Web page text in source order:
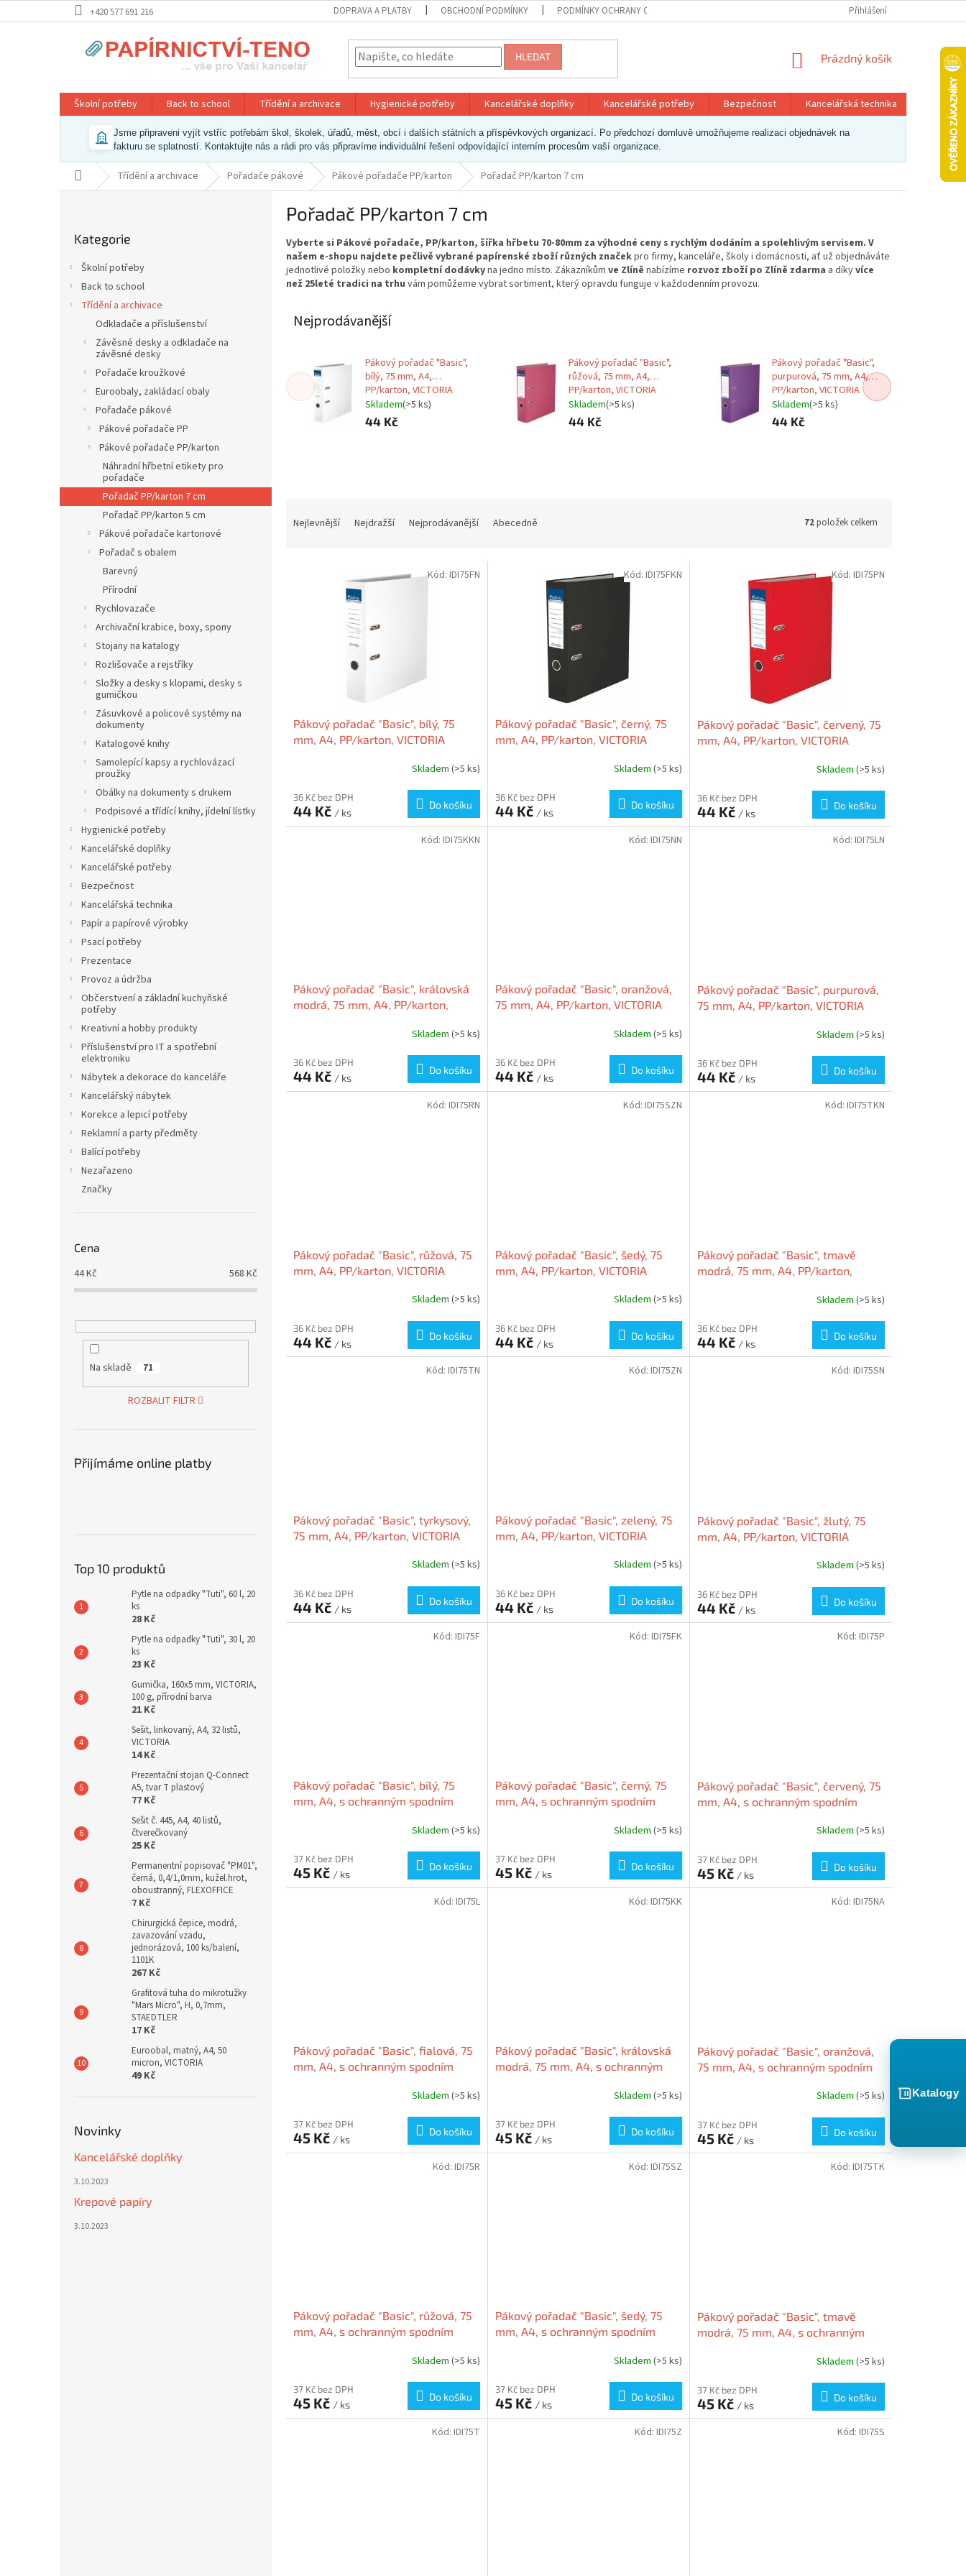
na
+420 577 691 216 DOPRAVA A PLATBY OBCHODNÍ PODMÍNKY PODMÍNKY OCHRANY OSOBNÍCH ÚDAJŮ Přihlášení
HLEDAT
NÁKUPNÍ
Prázdný košík
Školní potřeby Back to school Třídění a archivace Hygienické potřeby Kancelářské doplňky Kancelářské potřeby Bezpečnost Kancelářská technika Papír a
Jsme připraveni vyjít vstříc potřebám škol, školek, úřadů, měst, obcí i dalších státních a příspěvkových organizací. Po předchozí domluvě umožňujeme realizaci objednávek na
fakturu se splatností. Kontaktujte nás a rádi pro vás připravíme individuální řešení odpovídající interním procesům vaší organizace.
Domů Třídění a archivace Pořadače pákové Pákové pořadače PP/karton Pořadač PP/karton 7 cm
kategorie
Kategorie
Školní potřeby
Back to school
Třídění a archivace
Odkladače a příslušenství
Závěsné desky a odkladače na
závěsné desky
Pořadače kroužkové
Euroobaly, zakládací obaly
Pořadače pákové
Pákové pořadače PP
Pákové pořadače PP/karton
Náhradní hřbetní etikety pro
pořadače
Pořadač PP/karton 7 cm
Pořadač PP/karton 5 cm
Pákové pořadače kartonové
Pořadač s obalem
Barevný
Přírodní
Rychlovazače
Archivační krabice, boxy, spony
Stojany na katalogy
Rozlišovače a rejstříky
Složky a desky s klopami, desky s
gumičkou
Zásuvkové a policové systémy na
dokumenty
Katalogové knihy
Samolepící kapsy a rychlovázací
proužky
Obálky na dokumenty s drukem
Podpisové a třídící knihy, jídelní lístky
Hygienické potřeby
Kancelářské doplňky
Kancelářské potřeby
Bezpečnost
Kancelářská technika
Papír a papírové výrobky
Psací potřeby
Prezentace
Provoz a údržba
Občerstvení a základní kuchyňské
potřeby
Kreativní a hobby produkty
Příslušenství pro IT a spotřební
elektroniku
Nábytek a dekorace do kanceláře
Kancelářský nábytek
Korekce a lepicí potřeby
Reklamní a party předměty
Balící potřeby
Nezařazeno
Značky
Cena
44Kč 568 Kč
Na skladě 71
ROZBALIT FILTR
Přijímáme online platby
Top 10 produktů
Pytle na odpadky "Tuti", 60 l, 20
ks
28 Kč
Pytle na odpadky "Tuti", 30 l, 20
ks
23 Kč
Gumička, 160x5 mm, VICTORIA,
100 g, přírodní barva
21 Kč
Sešit, linkovaný, A4, 32 listů,
VICTORIA
14 Kč
Prezentační stojan Q-Connect
A5, tvar T plastový
77 Kč
Sešit č. 445, A4, 40 listů,
čtverečkovaný
25 Kč
Permanentní popisovač "PM01",
černá, 0,4/1,0mm, kužel.hrot,
oboustranný, FLEXOFFICE
7 Kč
Chirurgická čepice, modrá,
zavazování vzadu,
jednorázová, 100 ks/balení,
1101K
267 Kč
Grafitová tuha do mikrotužky
"Mars Micro", H, 0,7mm,
STAEDTLER
17 Kč
Euroobal, matný, A4, 50
micron, VICTORIA
49 Kč
Novinky
Kancelářské doplňky
3.10.2023
Krepové papíry
3.10.2023
Pořadač PP/karton 7 cm
Vyberte si Pákové pořadače, PP/karton, šířka hřbetu 70-80mm za výhodné ceny s rychlým dodáním a spolehlivým servisem. V
našem e-shopu najdete pečlivě vybrané papírenské zboží různých značekpro firmy, kanceláře, školy i domácnosti, ať už objednáváte
jednotlivé položky nebo kompletní dodávkyna jedno místo. Zákazníkům ve Zlíně nabízíme rozvoz zboží po Zlíně zdarma a díkyvíce
než 25leté tradici na trhu vám pomůžeme vybrat sortiment, který opravdu funguje v každodenním provozu.
Nejprodávanější
Pákový pořadač "Basic",
bílý, 75 mm, A4,
PP/karton, VICTORIA
Skladem(>5 ks)
44 Kč
Pákový pořadač "Basic",
růžová, 75 mm, A4,
PP/karton, VICTORIA
Skladem(>5 ks)
44 Kč
Pákový pořadač "Basic",
purpurová, 75 mm, A4,
PP/karton, VICTORIA
Skladem(>5 ks)
44 Kč
Nejlevnější Nejdražší Nejprodávanější Abecedně 72položek celkem
Pákový pořadač "Basic", bílý, 75
mm, A4, PP/karton, VICTORIA
Skladem (>5 ks)
36 Kč bez DPH
44 Kč / ks
Do košíku
Kód: IDI75FN
Pákový pořadač "Basic", černý, 75
mm, A4, PP/karton, VICTORIA
Skladem (>5 ks)
36 Kč bez DPH
44 Kč / ks
Do košíku
Kód: IDI75FKN
Pákový pořadač "Basic", červený, 75
mm, A4, PP/karton, VICTORIA
Skladem (>5 ks)
36 Kč bez DPH
44 Kč / ks
Do košíku
Kód: IDI75PN
Pákový pořadač "Basic", královská
modrá, 75 mm, A4, PP/karton,
Skladem (>5 ks)
36 Kč bez DPH
44 Kč / ks
Do košíku
Kód: IDI75KKN
Pákový pořadač "Basic", oranžová,
75 mm, A4, PP/karton, VICTORIA
Skladem (>5 ks)
36 Kč bez DPH
44 Kč / ks
Do košíku
Kód: IDI75NN
Pákový pořadač "Basic", purpurová,
75 mm, A4, PP/karton, VICTORIA
Skladem (>5 ks)
36 Kč bez DPH
44 Kč / ks
Do košíku
Kód: IDI75LN
Pákový pořadač "Basic", růžová, 75
mm, A4, PP/karton, VICTORIA
Skladem (>5 ks)
36 Kč bez DPH
44 Kč / ks
Do košíku
Kód: IDI75RN
Pákový pořadač "Basic", šedý, 75
mm, A4, PP/karton, VICTORIA
Skladem (>5 ks)
36 Kč bez DPH
44 Kč / ks
Do košíku
Kód: IDI75SZN
Pákový pořadač "Basic", tmavě
modrá, 75 mm, A4, PP/karton,
Skladem (>5 ks)
36 Kč bez DPH
44 Kč / ks
Do košíku
Kód: IDI75TKN
Pákový pořadač "Basic", tyrkysový,
75 mm, A4, PP/karton, VICTORIA
Skladem (>5 ks)
36 Kč bez DPH
44 Kč / ks
Do košíku
Kód: IDI75TN
Pákový pořadač "Basic", zelený, 75
mm, A4, PP/karton, VICTORIA
Skladem (>5 ks)
36 Kč bez DPH
44 Kč / ks
Do košíku
Kód: IDI75ZN
Pákový pořadač "Basic", žlutý, 75
mm, A4, PP/karton, VICTORIA
Skladem (>5 ks)
36 Kč bez DPH
44 Kč / ks
Do košíku
Kód: IDI75SN
Pákový pořadač "Basic", bílý, 75
mm, A4, s ochranným spodním
Skladem (>5 ks)
37 Kč bez DPH
45 Kč / ks
Do košíku
Kód: IDI75F
Pákový pořadač "Basic", černý, 75
mm, A4, s ochranným spodním
Skladem (>5 ks)
37 Kč bez DPH
45 Kč / ks
Do košíku
Kód: IDI75FK
Pákový pořadač "Basic", červený, 75
mm, A4, s ochranným spodním
Skladem (>5 ks)
37 Kč bez DPH
45 Kč / ks
Do košíku
Kód: IDI75P
Pákový pořadač "Basic", fialová, 75
mm, A4, s ochranným spodním
Skladem (>5 ks)
37 Kč bez DPH
45 Kč / ks
Do košíku
Kód: IDI75L
Pákový pořadač "Basic", královská
modrá, 75 mm, A4, s ochranným
Skladem (>5 ks)
37 Kč bez DPH
45 Kč / ks
Do košíku
Kód: IDI75KK
Pákový pořadač "Basic", oranžová,
75 mm, A4, s ochranným spodním
Skladem (>5 ks)
37 Kč bez DPH
45 Kč / ks
Do košíku
Kód: IDI75NA
Pákový pořadač "Basic", růžová, 75
mm, A4, s ochranným spodním
Skladem (>5 ks)
37 Kč bez DPH
45 Kč / ks
Do košíku
Kód: IDI75R
Pákový pořadač "Basic", šedý, 75
mm, A4, s ochranným spodním
Skladem (>5 ks)
37 Kč bez DPH
45 Kč / ks
Do košíku
Kód: IDI75SZ
Pákový pořadač "Basic", tmavě
modrá, 75 mm, A4, s ochranným
Skladem (>5 ks)
37 Kč bez DPH
45 Kč / ks
Do košíku
Kód: IDI75TK
Kód: IDI75T Kód: IDI75Z Kód: IDI75S
Katalogy